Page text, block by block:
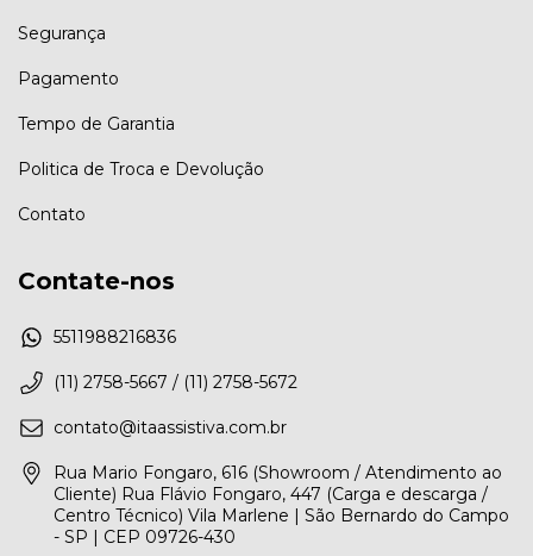
Segurança
Pagamento
Tempo de Garantia
Politica de Troca e Devolução
Contato
Contate-nos
5511988216836
(11) 2758-5667 / (11) 2758-5672
contato@itaassistiva.com.br
Rua Mario Fongaro, 616 (Showroom / Atendimento ao
Cliente) Rua Flávio Fongaro, 447 (Carga e descarga /
Centro Técnico) Vila Marlene | São Bernardo do Campo
- SP | CEP 09726-430